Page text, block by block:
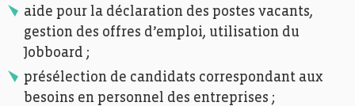
aide pour la déclaration des postes vacants,
gestion des offres d’emploi, utilisation du
Jobboard ;
présélection de candidats correspondant aux
besoins en personnel des entreprises ;